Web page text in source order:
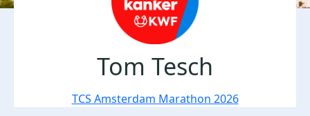
Tom Tesch
TCS Amsterdam Marathon 2026